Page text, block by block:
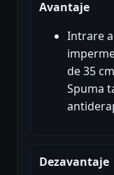
Avantaje
Intrare
de 35
Spuma
Dezavantaje